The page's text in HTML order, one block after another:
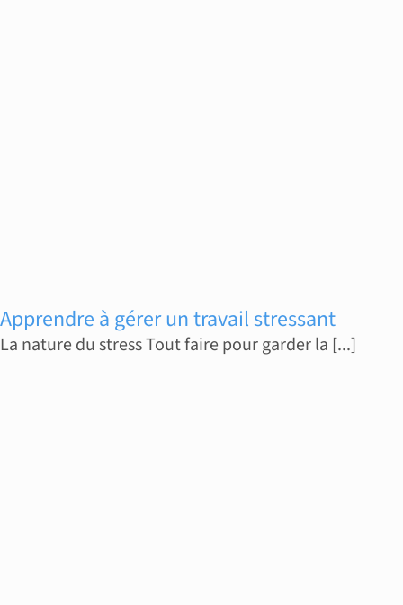
Apprendre à gérer un travail stressant
La nature du stress Tout faire pour garder la [...]